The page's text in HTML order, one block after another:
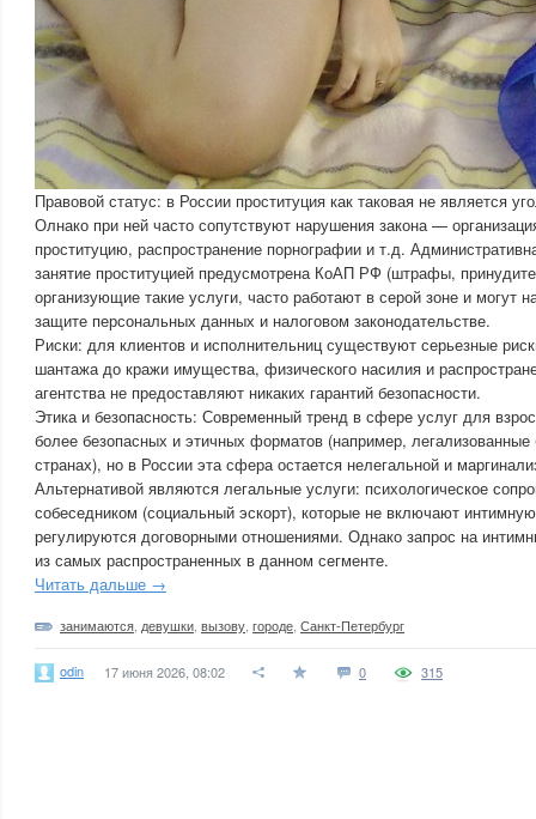
Правовой статус: в России проституция как таковая не является
Олнако при ней часто сопутствуют нарушения закона —
проституцию, распространение порнографии и т.д.
занятие проституцией предусмотрена КоАП РФ (штрафы,
организующие такие услуги, часто работают в серой зоне и могут
защите персональных данных и налоговом законодательстве.
Риски: для клиентов и исполнительниц существуют серьезные
шантажа до кражи имущества, физического насилия и
агентства не предоставляют никаких гарантий безопасности.
Этика и безопасность: Современный тренд в сфере услуг для
более безопасных и этичных форматов (например,
странах), но в России эта сфера остается нелегальной и
Альтернативой являются легальные услуги: психологическое
собеседником (социальный эскорт), которые не включают
регулируются договорными отношениями. Однако запрос на
из самых распространенных в данном сегменте.
Читать дальше →
занимаются девушки вызову городе Санкт-Петербург
odin 17 июня 2026, 08:02 0 315